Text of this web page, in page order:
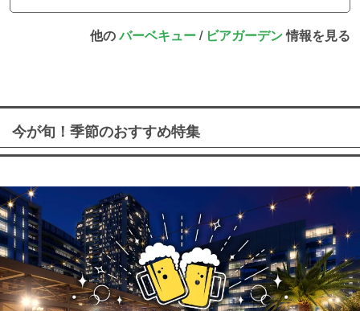
他のバーベキュー/ ビアガーデン情報を見る
今が旬！季節のおすすめ特集